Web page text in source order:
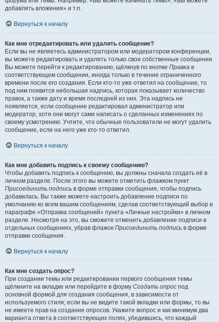
добавлять вложения» и т.п.
Вернуться к началу
Как мне отредактировать или удалить сообщение?
Если вы не являетесь администратором или модератором конференции,
вы можете редактировать и удалять только свои собственные сообщения.
Вы можете перейти к редактированию, щёлкнув по кнопке Правка в
соответствующем сообщении, иногда только в течение ограниченного
времени после его создания. Если кто-то уже ответил на сообщение, то
под ним появится небольшая надпись, которая показывает количество
правок, а также дату и время последней из них. Эта надпись не
появляется, если сообщение редактировал администратор или
модератор, хотя они могут сами написать о сделанных изменениях по
своему усмотрению. Учтите, что обычные пользователи не могут удалить
сообщение, если на него уже кто-то ответил.
Вернуться к началу
Как мне добавить подпись к своему сообщению?
Чтобы добавить подпись к сообщению, вы должны сначала создать её в
личном разделе. После этого вы можете отметить флажком пункт
Присоединить подпись в форме отправки сообщения, чтобы подпись
добавилась. Вы также можете настроить добавление подписи по
умолчанию ко всем вашим сообщениям, сделав соответствующий выбор в
параграфе «Отправка сообщений» пункта «Личные настройки» в личном
разделе. Несмотря на это, вы сможете отменить добавление подписи в
отдельных сообщениях, убрав флажок Присоединить подпись в форме
отправки сообщения.
Вернуться к началу
Как мне создать опрос?
При создании темы или редактировании первого сообщения темы
щёлкните на вкладке или перейдите в форму Создать опрос под
основной формой для создания сообщения, в зависимости от
используемого стиля; если вы не видите такой вкладки или формы, то вы
не имеете прав на создание опросов. Укажите вопрос и как минимум два
варианта ответа в соответствующих полях, убедившись, что каждый